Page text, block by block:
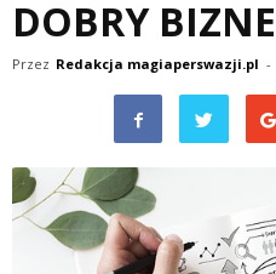
DOBRY
Przez Redakcja magiaperswazji.pl -